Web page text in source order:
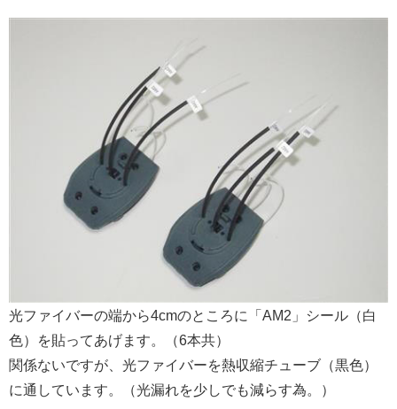
光ファイバーの端から4cmのところに「AM2」シール（白
色）を貼ってあげます。（6本共）
関係ないですが、光ファイバーを熱収縮チューブ（黒色）
に通しています。（光漏れを少しでも減らす為。）